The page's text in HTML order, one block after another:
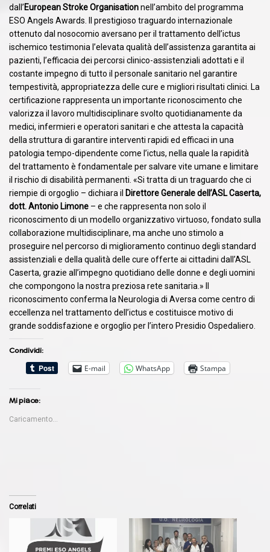
dall’European Stroke Organisationnell’ambito del programma
ESO Angels Awards. Il prestigioso traguardo internazionale
ottenuto dal nosocomio aversano per il trattamento dell’ictus
ischemico testimonia l’elevata qualità dell’assistenza garantita ai
pazienti, l’efficacia dei percorsi clinico-assistenziali adottati e il
costante impegno di tutto il personale sanitario nel garantire
tempestività, appropriatezza delle cure e migliori risultati clinici. La
certificazione rappresenta un importante riconoscimento che
valorizza il lavoro multidisciplinare svolto quotidianamente da
medici, infermieri e operatori sanitari e che attesta la capacità
della struttura di garantire interventi rapidi ed efficaci in una
patologia tempo-dipendente come l’ictus, nella quale la rapidità
del trattamento è fondamentale per salvare vite umane e limitare
il rischio di disabilità permanenti. «Si tratta di un traguardo che ci
riempie di orgoglio – dichiara il Direttore Generaledell’ASL Caserta,
dott. Antonio Limone – e che rappresenta non solo il
riconoscimento di un modello organizzativo virtuoso, fondato sulla
collaborazione multidisciplinare, ma anche uno stimolo a
proseguire nel percorso di miglioramento continuo degli standard
assistenziali e della qualità delle cure offerte ai cittadini dall’ASL
Caserta, grazie all’impegno quotidiano delle donne e degli uomini
che compongono la nostra preziosa rete sanitaria.» Il
riconoscimento conferma la Neurologia di Aversa come centro di
eccellenza nel trattamento dell’ictus e costituisce motivo di
grande soddisfazione e orgoglio per l’intero Presidio Ospedaliero.
Condividi:
E-mail
WhatsApp Stampa
Mi piace:
Caricamento...
Correlati